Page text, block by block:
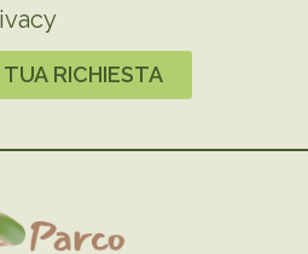
RICHIESTA